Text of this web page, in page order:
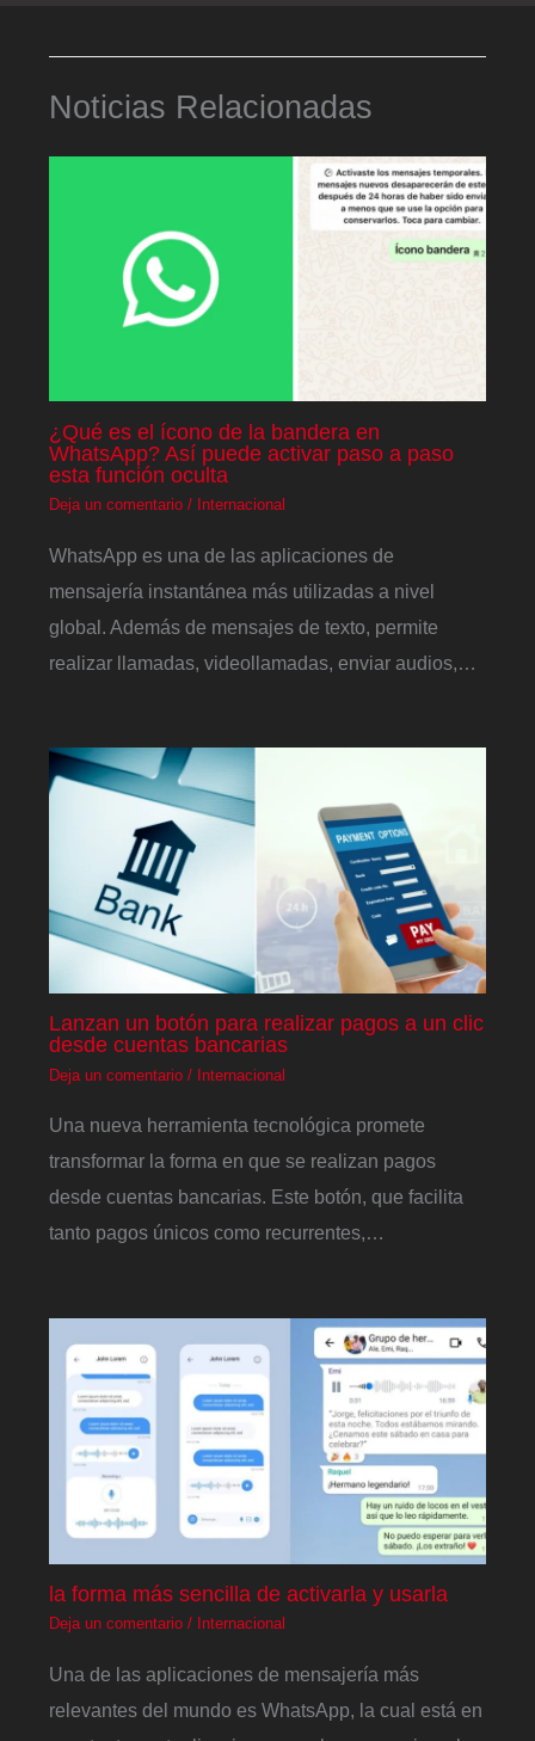
Noticias Relacionadas
¿Qué es el ícono de la bandera en
WhatsApp? Así puede activar paso a paso
esta función oculta
Deja un comentario / Internacional
WhatsApp es una de las aplicaciones de
mensajería instantánea más utilizadas a nivel
global. Además de mensajes de texto, permite
realizar llamadas, videollamadas, enviar audios,…
Lanzan un botón para realizar pagos a un clic
desde cuentas bancarias
Deja un comentario / Internacional
Una nueva herramienta tecnológica promete
transformar la forma en que se realizan pagos
desde cuentas bancarias. Este botón, que facilita
tanto pagos únicos como recurrentes,…
la forma más sencilla de activarla y usarla
Deja un comentario / Internacional
Una de las aplicaciones de mensajería más
relevantes del mundo es WhatsApp, la cual está en